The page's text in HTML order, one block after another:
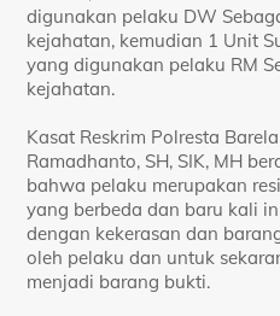
digunakan pelaku DW
kejahatan, kemudian 1 Unit
yang digunakan pelaku RM
kejahatan.
Kasat Reskrim Polresta
Ramadhanto, SH, SIK, MH
bahwa pelaku merupakan
yang berbeda dan baru kali
dengan kekerasan dan
oleh pelaku dan untuk
menjadi barang bukti.